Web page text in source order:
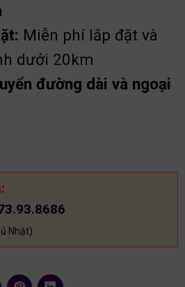
Miễn phí lắp đặt và
dưới 20km
đường dài và ngoại
Nhật)